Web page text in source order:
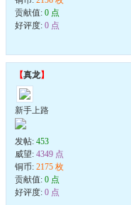
贡献值: 0 点
好评度: 0 点
【真龙】
新手上路
发帖: 453
威望: 4349 点
铜币: 2175 枚
贡献值: 0 点
好评度: 0 点